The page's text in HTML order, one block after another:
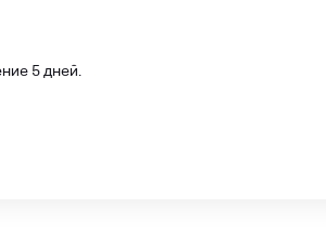
5 дней.